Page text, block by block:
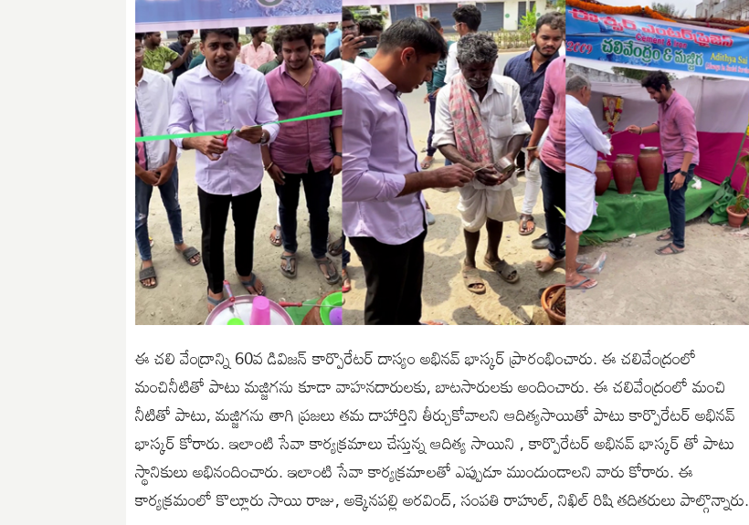
ఈ చలి వేంద్రాన్ని 60వ డివిజన్ కార్పొరేటర్ దాస్యం అభినవ్ భాస్కర్ ప్రారంభించారు. ఈ చలివేంద్రంలో
మంచినీటితో పాటు మజ్జిగను కూడా వాహనదారులకు, బాటసారులకు అందించారు. ఈ చలివేంద్రంలో మంచి
నీటితో పాటు, మజ్జిగను తాగి ప్రజలు తమ దాహార్తిని తీర్చుకోవాలని ఆదిత్యసాయితో పాటు కార్పొరేటర్ అభినవ్
భాస్కర్ కోరారు. ఇలాంటి సేవా కార్యక్రమాలు చేస్తున్న ఆదిత్య సాయిని , కార్పొరేటర్ అభినవ్ భాస్కర్ తో పాటు
స్థానికులు అభినందించారు. ఇలాంటి సేవా కార్యక్రమాలతో ఎప్పుడూ ముందుండాలని వారు కోరారు. ఈ
కార్యక్రమంలో కొల్లూరు సాయి రాజు, అక్కెనపల్లి అరవింద్, సంపతి రాహుల్, నిఖిల్ రిషి తదితరులు పాల్గొన్నారు.